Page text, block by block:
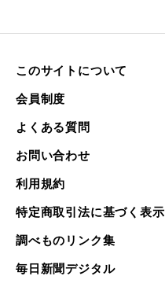
このサイトについて
会員制度
よくある質問
お問い合わせ
利用規約
特定商取引法に基づく表示
調べものリンク集
毎日新聞デジタル